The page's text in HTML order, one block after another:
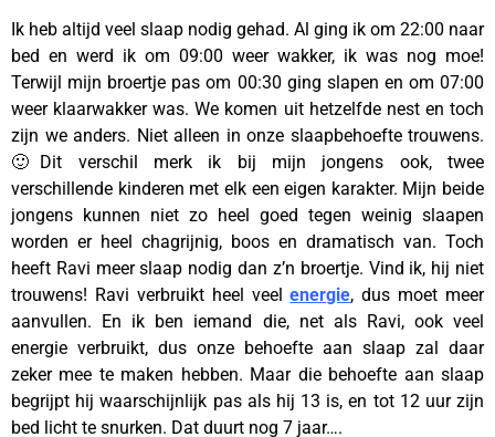
Ik heb altijd veel slaap nodig gehad. Al ging ik om 22:00 naar
bed en werd ik om 09:00 weer wakker, ik was nog moe!
Terwijl mijn broertje pas om 00:30 ging slapen en om 07:00
weer klaarwakker was. We komen uit hetzelfde nest en toch
zijn we anders. Niet alleen in onze slaapbehoefte trouwens.
🙂Dit verschil merk ik bij mijn jongens ook, twee
verschillende kinderen met elk een eigen karakter. Mijn beide
jongens kunnen niet zo heel goed tegen weinig slaapen
worden er heel chagrijnig, boos en dramatisch van. Toch
heeft Ravi meer slaap nodig dan z’n broertje. Vind ik, hij niet
trouwens! Ravi verbruikt heel veelenergie, dus moet meer
aanvullen. En ik ben iemand die, net als Ravi, ook veel
energie verbruikt, dus onze behoefte aan slaap zal daar
zeker mee te maken hebben. Maar die behoefte aan slaap
begrijpt hij waarschijnlijk pas als hij 13 is, en tot 12 uur zijn
bed licht te snurken. Dat duurt nog 7 jaar….